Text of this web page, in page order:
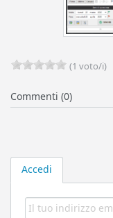
Accedi
(1 voto/i)
Commenti (0)